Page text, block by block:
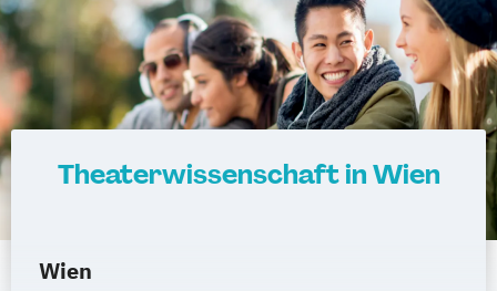
Health and Physical Activity
Hungarologie
Indogermanistik und historische
Sprachwissenschaft
Informatik Informatik (Lehramt)
Inklusive Pädagogik - Fokus
Theaterwissenschaft in Wien
Wien